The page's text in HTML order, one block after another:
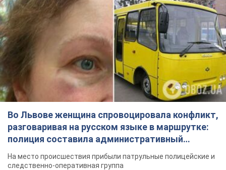
Во Львове женщина спровоцировала конфликт,
разговаривая на русском языке в маршрутке:
полиция составила административный
протокол. Видео
На место происшествия прибыли патрульные полицейские и
следственно-оперативная группа